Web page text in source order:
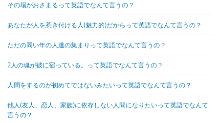
その場がおさまるって英語でなんて言うの？
あなたが人を惹き付ける人(魅力的)だからって英語でなんて言うの？
ただの同い年の人達の集まりって英語でなんて言うの？
2人の魂が彼に宿っている。って英語でなんて言うの？
人間をするのが初めてではないみたいって英語でなんて言うの？
他人(友人、恋人、家族)に依存しない人間になりたいって英語でなんて
言うの？